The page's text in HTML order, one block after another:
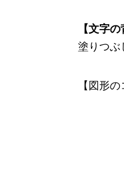
【文字
塗りつ
【図形